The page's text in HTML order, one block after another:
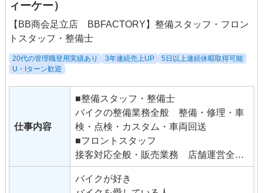
ィーケー）
【BB商会足立店 BBFACTORY】整備スタッフ・フロン
トスタッフ・整備士
20代の管理職登用実績あり 3年連続売上UP
5日以上連続休暇取得可能
U・Iターン歓迎
仕事内容
■整備スタッフ・整備士
バイクの整備業務全般 整備・修理・車
検・点検・カスタム・車両回送
■フロントスタッフ
接客対応全般・販売業務 店舗運営全般
のマネジメント
バイクが好き